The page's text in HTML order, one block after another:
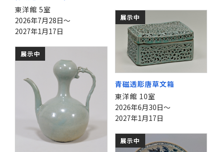
東洋館 5室
2026年7月28日～
2027年1月17日
展示中
青磁透彫唐草文箱
東洋館 10室
2026年6月30日～
2027年1月17日
展示中
展示中